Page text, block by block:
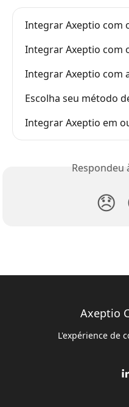
Integrar Axeptio com
Integrar Axeptio com
Integrar Axeptio com
Escolha seu método
Integrar Axeptio em
Respondeu
😞
Axeptio
L'expérience de